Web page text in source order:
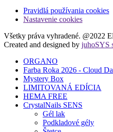
Pravidlá používania cookies
Nastavenie cookies
Všetky práva vyhradené. @2022
Created and designed by juhoSYS
ORGANO
Farba Roka 2026 - Cloud
Mystery Box
LIMITOVANÁ EDÍCIA
HEMA FREE
CrystalNails SENS
Gél lak
Podkladové gély